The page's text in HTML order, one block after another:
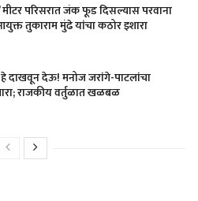
मीटर परिसरात जंक फूड दिसल्यास परवाना
तुकाराम मुंढे यांचा कठोर इशारा
दाखवून देऊ! मनोज जरांगे-पाटलांचा
राजकीय वर्तुळात खळबळ